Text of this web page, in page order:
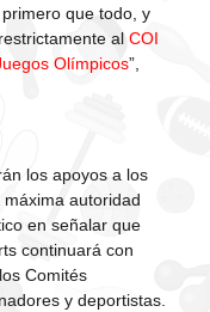
que todo, y
al COI
Olímpicos”,
los apoyos a los
autoridad
en señalar que
continuará con
Comités
y deportistas.